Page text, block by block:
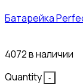
Батарейка
4072 в наличии
Quantity
-